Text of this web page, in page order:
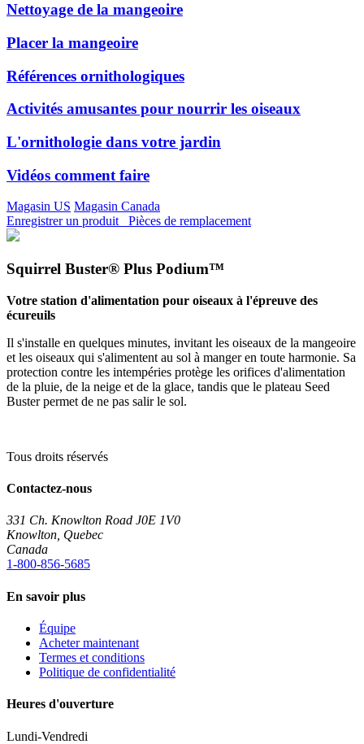
Nettoyage de la mangeoire
Placer la mangeoire
Références ornithologiques
Activités amusantes pour nourrir les oiseaux
L'ornithologie dans votre jardin
Vidéos comment faire
Magasin US Magasin Canada
Enregistrer un produit Pièces de remplacement
Squirrel Buster® Plus Podium™
Votre station d'alimentation pour oiseaux à l'épreuve des
écureuils
Il s'installe en quelques minutes, invitant les oiseaux de la mangeoire
et les oiseaux qui s'alimentent au sol à manger en toute harmonie. Sa
protection contre les intempéries protège les orifices d'alimentation
de la pluie, de la neige et de la glace, tandis que le plateau Seed
Buster permet de ne pas salir le sol.
Tous droits réservés
Contactez-nous
331 Ch. Knowlton Road J0E 1V0
Knowlton, Quebec
Canada
1-800-856-5685
En savoir plus
Équipe
Acheter maintenant
Termes et conditions
Politique de confidentialité
Heures d'ouverture
Lundi-Vendredi